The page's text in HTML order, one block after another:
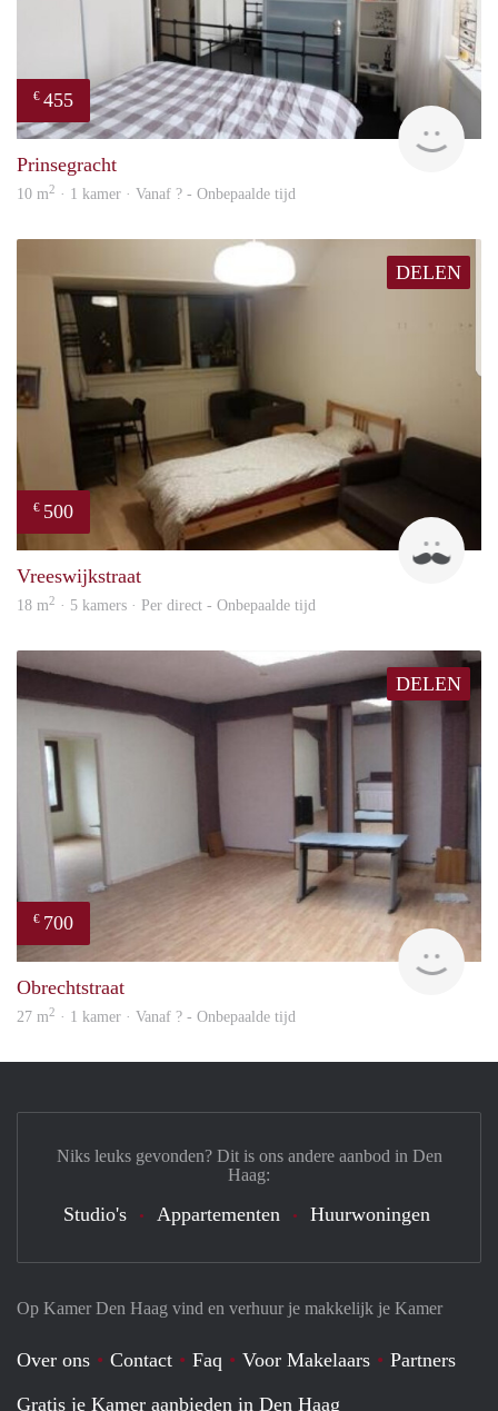
€ 455
Prinsegracht
10 m2 · 1 kamer · Vanaf ? - Onbepaalde tijd
DELEN
€ 500
Vreeswijkstraat
18 m2 · 5 kamers · Per direct - Onbepaalde tijd
DELEN
€ 700
Obrechtstraat
27 m2 · 1 kamer · Vanaf ? - Onbepaalde tijd
Op Kamer Den Haag vind en verhuur je makkelijk je Kamer
Over ons Contact Faq Voor Makelaars
Partners
Gratis je Kamer aanbieden in Den Haag
Niks leuks gevonden? Dit is ons andere aanbod in Den
Haag:
Studio's Appartementen Huurwoningen